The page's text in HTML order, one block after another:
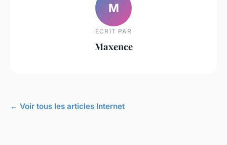
M
ECRIT PAR
Maxence
← Voir tous les articles Internet